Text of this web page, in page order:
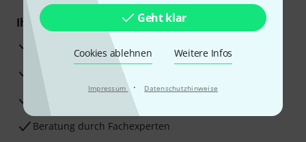
Geht klar
Cookies ablehnen Weitere Infos
Impressum · Datenschutzhinweise
Ihre Vorteile
3 Jahre Thomann Garantie
30 Tage Money-Back-Garantie
Beratung durch Fachexperten